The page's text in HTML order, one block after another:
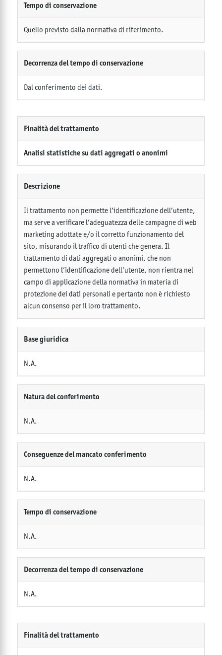
Tempo di conservazione
Quello previsto dalla normativa di riferimento.
Decorrenza del tempo di conservazione
Dal conferimento dei dati.
Finalità del trattamento
Analisi statistiche su dati aggregati o anonimi
Descrizione
Il trattamento non permette l’identificazione dell’utente,
ma serve a verificare l’adeguatezza delle campagne di web
marketing adottate e/o il corretto funzionamento del
sito, misurando il traffico di utenti che genera. Il
trattamento di dati aggregati o anonimi, che non
permettono l’identificazione dell’utente, non rientra nel
campo di applicazione della normativa in materia di
protezione dei dati personali e pertanto non è richiesto
alcun consenso per il loro trattamento.
Base giuridica
N.A.
Natura del conferimento
N.A.
Conseguenze del mancato conferimento
N.A.
Tempo di conservazione
N.A.
Decorrenza del tempo di conservazione
N.A.
Finalità del trattamento